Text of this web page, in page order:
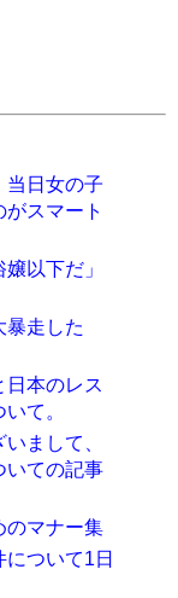
当日女の子
スマート
以下だ」
暴走した
日本のレス
て。
まして、
いての記事
のマナー集
ついて1日